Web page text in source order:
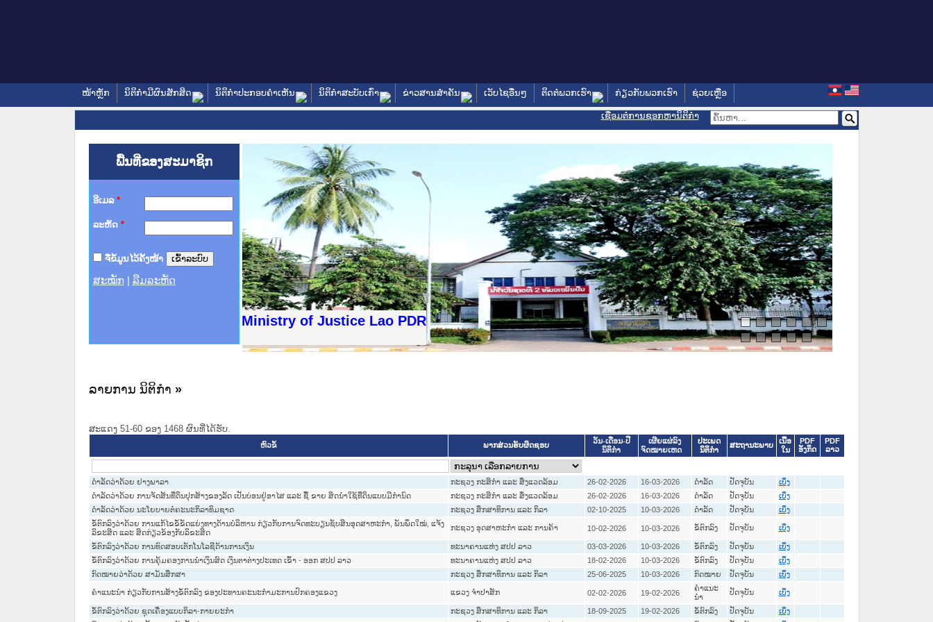
ໜ້າຫຼັກ ນິຕິກໍາມີຜົນສັກສິດ ນິຕິກໍາປະກອບຄໍາເຫັນ ນິຕິກໍາສະບັບເກົ່າ ຂ່າວສານສໍາຄັນ ເວັບໄຊອື່ນໆ ຕິດຕໍ່ພວກເຮົາ ກ່ຽວກັບພວກເຮົາ ຊ່ວຍເຫຼືອ
ເຊື່ອມຕໍ່ການຊອກຫານິຕິກຳ
ພື້ນທີ່ຂອງສະມາຊິກ
ອີເມລ *
ລະຫັດ *
ຈື່ຂໍ້ມູນໄວ້ຄັ້ງໜ້າ
ສະໝັກ ລືມລະຫັດ
Ministry of Justice Lao PDR
ານສະພາປະຊາຊົນ ພາກເໜືອ
ທາງລັດຖະການ
ສຳລັບ ພາກກາງ
ສຳລັບ ພາກໃຕ້
ວິທະຍາຄານຕຳຫຼວດປະຊາຊົນ
ວິທະຍາຄານສັນຕິບານປະຊາຊົນ
າຍເຫດທາງລັດຖະການໃຫ້ຜູ້ປະສານງານ
ຂັ້ນແຂວງພາກເໜືອ
ານສະພາປະຊາຊົນ ພາກກາງ
ລາຍການ ນິຕິກໍາ »
ສະແດງ 51-60 ຂອງ 1468 ຜົນທີ່ໄດ້ຮັບ.
ຫົວຂໍ້ ພາກສ່ວນຮັບຜິດຊອບ
ວັນ-ເດືອນ-ປີ
ນິຕິກໍາ
ເຜີຍແຜ່ລົງ
ຈົດໝາຍເຫດ
ປະເພດ
ນິຕິກໍາ
ສະຖານະພາບ
ເນື້ອ
ໃນ
PDF
ອັງກິດ
PDF
ລາວ
ດຳລັດວ່າດ້ວຍ ຢາງພາລາ ກະຊວງ ກະສິກຳ ແລະ ສິ່ງແວດລ້ອມ 26-02-2026 16-03-2026 ດໍາລັດ ປັດຈຸບັນ ເບິ່ງ
ດຳລັດວ່າດ້ວຍ ການຈັດສັນທີ່ດິນປຸກສ້າງຂອງລັດ ເປັນບ່ອນຢູ່ອາໄສ ແລະ ຊື້ ຂາຍ ສິດນຳໃຊ້ທີ່ດິນແບບມີກຳນົດ ກະຊວງ ກະສິກຳ ແລະ ສິ່ງແວດລ້ອມ 26-02-2026 16-03-2026 ດໍາລັດ ປັດຈຸບັນ ເບິ່ງ
ດຳລັດວ່າດ້ວຍ ນະໂຍບາຍຕໍ່ຄະນະກິລາທິມຊາດ ກະຊວງ ສຶກສາທິການ ແລະ ກິລາ 02-10-2025 10-03-2026 ດໍາລັດ ປັດຈຸບັນ ເບິ່ງ
ຂໍ້ຕົກລົງວ່າດ້ວຍ ການແກ້ໄຂຂໍ້ຂັດແຍ່ງທາງດ້ານບໍລິຫານ ກ່ຽວກັບການຈົດທະບຽນຊັບສິນອຸດສາຫະກຳ, ພັນພຶດໃໝ່, ແຈ້ງ
ລິຂະສິດ ແລະ ສິດກ່ຽວຂ້ອງກັບລິຂະສິດ
ກະຊວງ ອຸດສາຫະກຳ ແລະ ການຄ້າ 10-02-2026 10-03-2026 ຂໍ້ຕົກລົງ ປັດຈຸບັນ ເບິ່ງ
ຂໍ້ຕົກລົງວ່າດ້ວຍ ການທົດສອບເຕັກໂນໂລຊີດ້ານການເງິນ ທະນາຄານແຫ່ງ ສປປ ລາວ 03-03-2026 10-03-2026 ຂໍ້ຕົກລົງ ປັດຈຸບັນ ເບິ່ງ
ຂໍ້ຕົກລົງວ່າດ້ວຍ ການຄຸ້ມຄອງການນຳເງິນສົດ ເງິນຕາຕ່າງປະເທດ ເຂົ້າ - ອອກ ສປປ ລາວ ທະນາຄານແຫ່ງ ສປປ ລາວ 18-02-2026 10-03-2026 ຂໍ້ຕົກລົງ ປັດຈຸບັນ ເບິ່ງ
ກົດໝາຍວ່າດ້ວຍ ສາມັນສຶກສາ ກະຊວງ ສຶກສາທິການ ແລະ ກິລາ 25-06-2025 10-03-2026 ກົດໝາຍ ປັດຈຸບັນ ເບິ່ງ
ຄຳແນະນຳ ກ່ຽວກັບການສ້າງຂໍ້ຕົກລົງ ຂອງປະທານຄະນະກຳມະການປົກຄອງແຂວງ ແຂວງ ຈໍາປາສັກ 02-02-2026 19-02-2026
ຄໍາແນະ
ນໍາ
ປັດຈຸບັນ ເບິ່ງ
ຂໍ້ຕົກລົງວ່າດ້ວຍ ຊຸດເຄື່ອງແບບກິລາ-ກາຍຍະກຳ ກະຊວງ ສຶກສາທິການ ແລະ ກິລາ 18-09-2025 19-02-2026 ຂໍ້ຕົກລົງ ປັດຈຸບັນ ເບິ່ງ